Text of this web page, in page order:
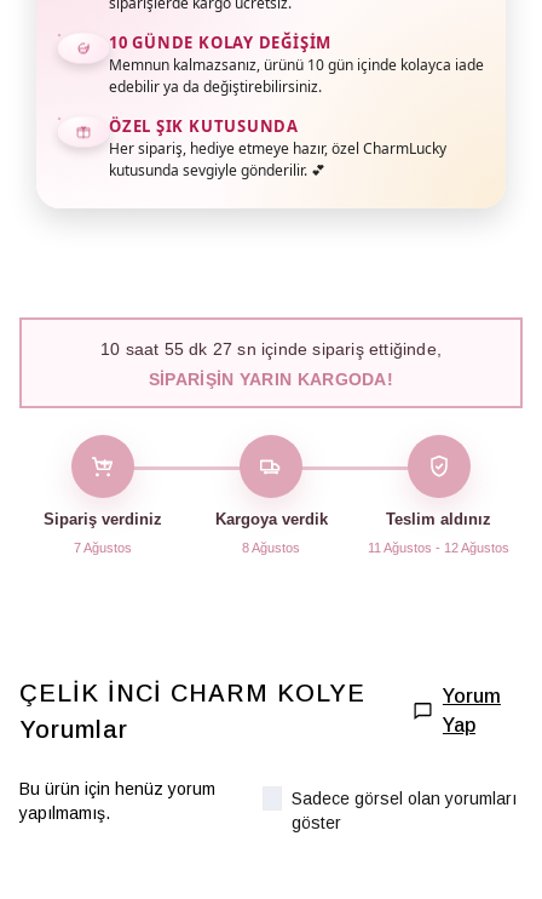
10 GÜNDE KOLAY DEĞIŞIM
Memnun kalmazsanız, ürünü 10 gün içinde kolayca iade
edebilir ya da değiştirebilirsiniz.
ÖZEL ŞIK KUTUSUNDA
Her sipariş, hediye etmeye hazır, özel CharmLucky
kutusunda sevgiyle gönderilir. 💕
10 saat 55dk 26 sn içinde sipariş ettiğinde,
SIPARIŞIN YARIN KARGODA!
Sipariş verdiniz
7 Ağustos
Kargoya verdik
8 Ağustos
Teslim aldınız
11 Ağustos - 12 Ağustos
ÇELİK İNCİ CHARM KOLYE
Yorumlar
Yorum
Yap
Bu ürün için henüz yorum
yapılmamış.
Sadece görsel olan yorumları
göster